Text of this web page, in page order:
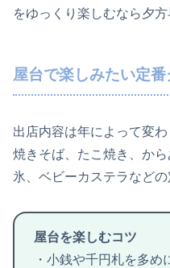
をゆっくり楽しむなら夕方
屋台で楽しみたい定番
出店内容は年によって変
焼きそば、たこ焼き、か
氷、ベビーカステラなど
屋台を楽しむコツ
・小銭や千円札を多め